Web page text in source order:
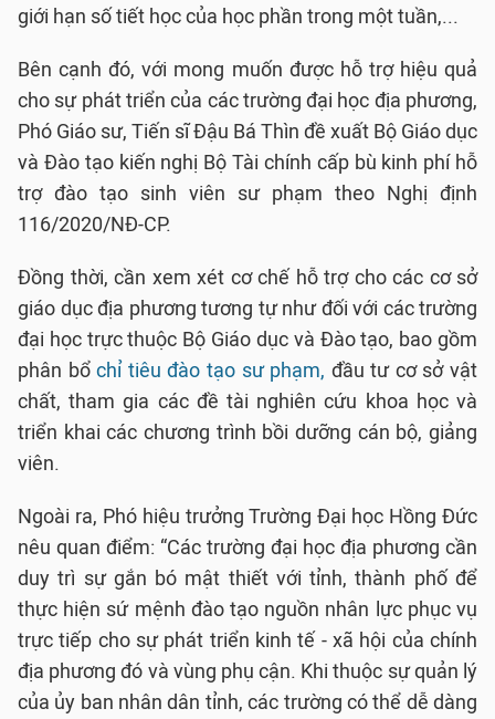
giới hạn số tiết học của học phần trong một tuần,...
Bên cạnh đó, với mong muốn được hỗ trợ hiệu quả
cho sự phát triển của các trường đại học địa phương,
Phó Giáo sư, Tiến sĩ Đậu Bá Thìn đề xuất Bộ Giáo dục
và Đào tạo kiến nghị Bộ Tài chính cấp bù kinh phí hỗ
trợ đào tạo sinh viên sư phạm theo Nghị định
116/2020/NĐ-CP.
Đồng thời, cần xem xét cơ chế hỗ trợ cho các cơ sở
giáo dục địa phương tương tự như đối với các trường
đại học trực thuộc Bộ Giáo dục và Đào tạo, bao gồm
phân bổchỉ tiêu đào tạo sư phạm, đầu tư cơ sở vật
chất, tham gia các đề tài nghiên cứu khoa học và
triển khai các chương trình bồi dưỡng cán bộ, giảng
viên.
Ngoài ra, Phó hiệu trưởng Trường Đại học Hồng Đức
nêu quan điểm: “Các trường đại học địa phương cần
duy trì sự gắn bó mật thiết với tỉnh, thành phố để
thực hiện sứ mệnh đào tạo nguồn nhân lực phục vụ
trực tiếp cho sự phát triển kinh tế - xã hội của chính
địa phương đó và vùng phụ cận. Khi thuộc sự quản lý
của ủy ban nhân dân tỉnh, các trường có thể dễ dàng